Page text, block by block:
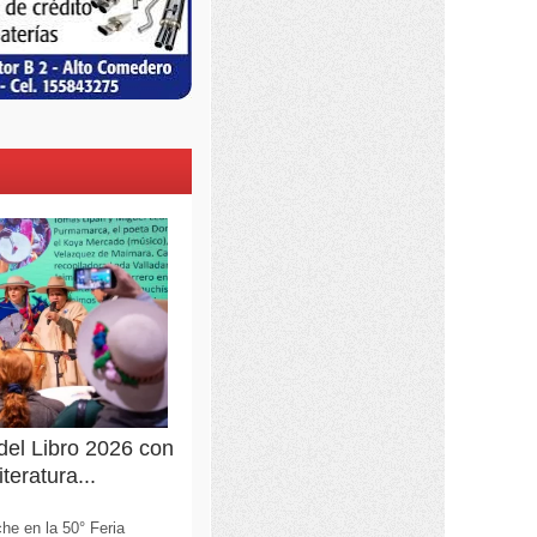
Libro 2026 con
en la 50° Feria